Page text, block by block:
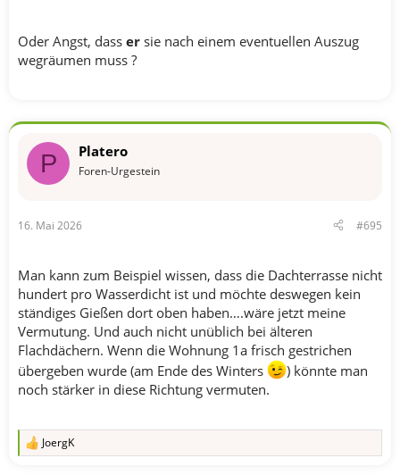
Oder Angst, dass er sie nach einem eventuellen Auszug
wegräumen muss ?
P Platero
Foren-Urgestein
16. Mai 2026 #695
Man kann zum Beispiel wissen, dass die Dachterrasse nicht
hundert pro Wasserdicht ist und möchte deswegen kein
ständiges Gießen dort oben haben….wäre jetzt meine
Vermutung. Und auch nicht unüblich bei älteren
Flachdächern. Wenn die Wohnung 1a frisch gestrichen
übergeben wurde (am Ende des Winters
) könnte man
noch stärker in diese Richtung vermuten.
R
JoergK